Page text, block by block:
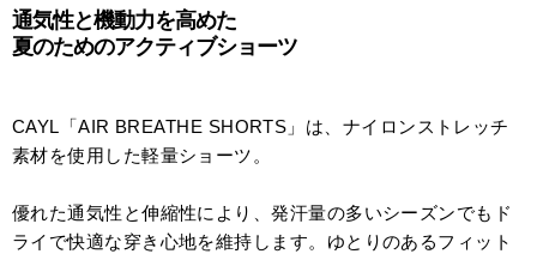
通気性と機動力を高めた
夏のためのアクティブショーツ
CAYL「AIR BREATHE SHORTS」は、ナイロンストレッチ
素材を使用した軽量ショーツ。
優れた通気性と伸縮性により、発汗量の多いシーズンでもド
ライで快適な穿き心地を維持します。ゆとりのあるフィット